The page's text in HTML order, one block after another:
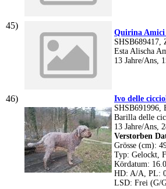
Quirina Amici
SHSB689417,
Esta Alischa
13 Jahre/Ans,
Ivo delle
SHSB691996,
Barilla delle
13 Jahre/Ans,
Verstorben
Grösse (cm):
Typ: Gelockt,
Kördatum:
HD: A/A, PL:
LSD: Frei (G/